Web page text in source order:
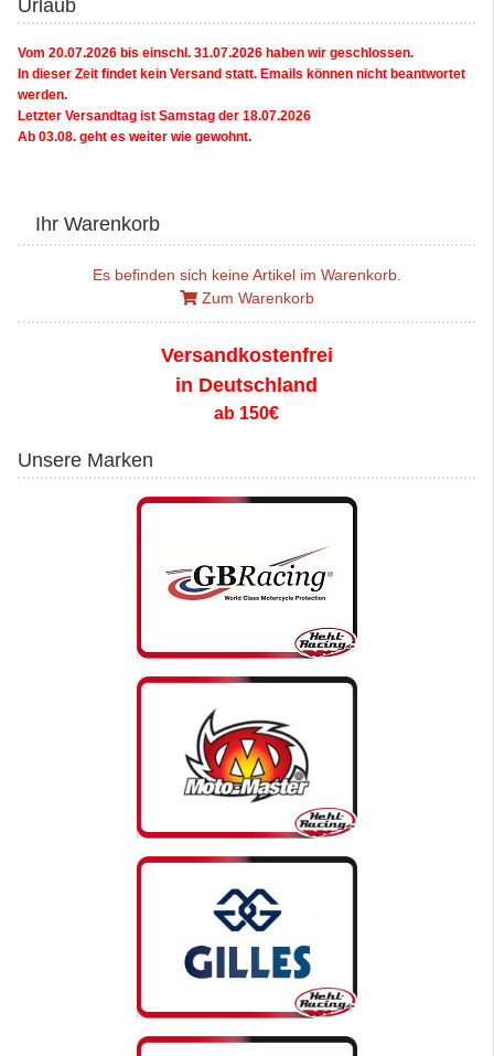
Urlaub
Vom 20.07.2026 bis einschl. 31.07.2026 haben wir geschlossen.
In dieser Zeit findet kein Versand statt. Emails können nicht beantwortet
werden.
Letzter Versandtag ist Samstag der 18.07.2026
Ab 03.08. geht es weiter wie gewohnt.
Ihr Warenkorb
Es befinden sich keine Artikel im Warenkorb.
Zum Warenkorb
Versandkostenfrei
in Deutschland
ab 150€
Unsere Marken